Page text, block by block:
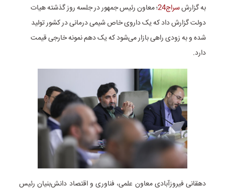
به گزارشسراج24
؛ معاون رئیس جمهور در جلسه روز گذشته هیات
دولت گزارش داد که یک داروی خاص شیمی درمانی در کشور تولید
شده و به زودی راهی بازار می‌شود که یک دهم نمونه خارجی قیمت
دارد.
دهقانی فیروزآبادی معاون علمی، فناوری و اقتصاد دانش‌بنیان رئیس